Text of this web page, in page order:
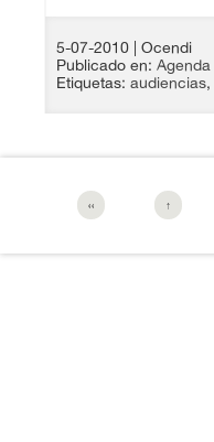
5-07-2010
| Ocendi
Publicado en: Agenda
Etiquetas: audiencias,
‹‹ ↑